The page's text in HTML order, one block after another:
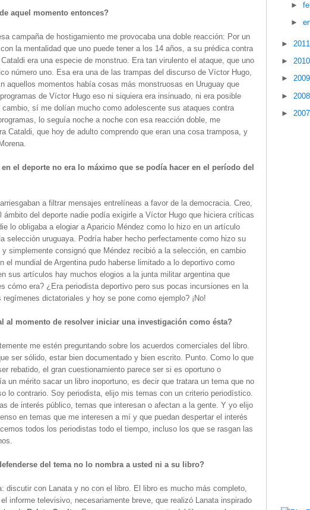
aquel momento entonces?
campaña de hostigamiento me provocaba una doble reacción: Por un
la mentalidad que uno puede tener a los 14 años, a su prédica contra
era una especie de monstruo. Era tan virulento el ataque, que uno
número uno. Esa era una de las trampas del discurso de Víctor Hugo,
aquellos momentos había cosas más monstruosas en Uruguay que
de Víctor Hugo eso ni siquiera era insinuado, ni era posible
sí me dolían mucho como adolescente sus ataques contra
lo seguía noche a noche con esa reacción doble, me
Cataldi, que hoy de adulto comprendo que eran una cosa tramposa, y
el deporte no era lo máximo que se podía hacer en el período del
a filtrar mensajes entrelíneas a favor de la democracia. Creo,
ámbito del deporte nadie podía exigirle a Víctor Hugo que hiciera críticas
lo obligaba a elogiar a Aparicio Méndez como lo hizo en un artículo
selección uruguaya. Podría haber hecho perfectamente como hizo su
y simplemente consignó que Méndez recibió a la selección, en cambio
el mundial de Argentina pudo haberse limitado a lo deportivo como
sus artículos hay muchos elogios a la junta militar argentina que
cómo era? ¿Era periodista deportivo pero sus pocas incursiones en la
dictatoriales y hoy se pone como ejemplo? ¡No!
al momento de resolver iniciar una investigación como ésta?
me estén preguntando sobre los acuerdos comerciales del libro.
ser sólido, estar bien documentado y bien escrito. Punto. Como lo que
rebatido, el gran cuestionamiento parece ser si es oportuno o
un mérito sacar un libro inoportuno, es decir que tratara un tema que no
lo contrario. Soy periodista, elijo mis temas con un criterio periodístico.
de interés público, temas que interesan o afectan a la gente. Y yo elijo
en temas que me interesen a mí y que puedan despertar el interés
todos los periodistas todo el tiempo, incluso los que se rasgan las
del tema no lo nombra a usted ni a su libro?
discutir con Lanata y no con el libro. El libro es mucho más completo,
informe televisivo, necesariamente breve, que realizó Lanata inspirado
►
►
►
►
►
►
►